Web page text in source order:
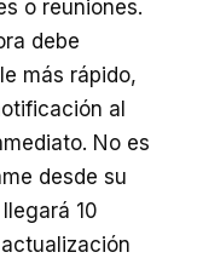
o reuniones.
debe
más rápido,
al
No es
desde su
10